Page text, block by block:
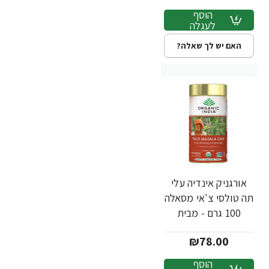
הוסף
לעגלה
האם יש לך שאלה?
אורגניק אינדיה עלי
תה טולסי צ'אי מסאלה
100 גרם - מבית
₪78.00
הוסף